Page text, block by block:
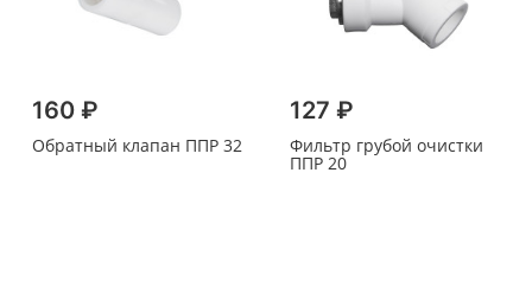
160 ₽
Обратный клапан ППР 32
127 ₽
Фильтр грубой очистки
ППР 20